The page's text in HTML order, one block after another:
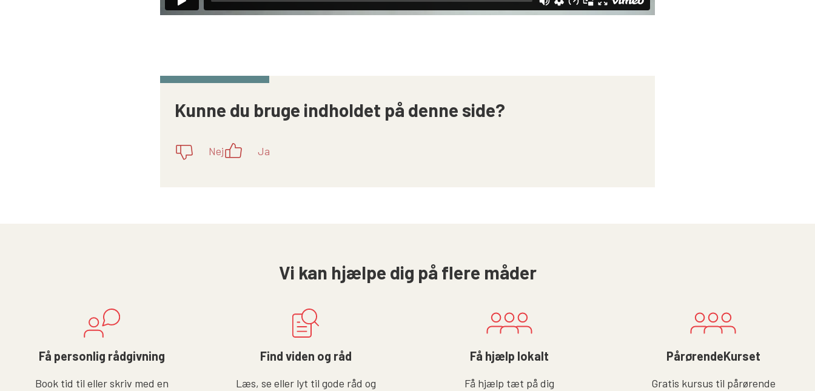
Kunne du bruge indholdet på denne side?
Nej Ja
Vi kan hjælpe dig på flere måder
Få personlig rådgivning
Book tid til eller skriv med en
Find viden og råd
Læs, se eller lyt til gode råd og
Få hjælp lokalt
Få hjælp tæt på dig
PårørendeKurset
Gratis kursus til pårørende